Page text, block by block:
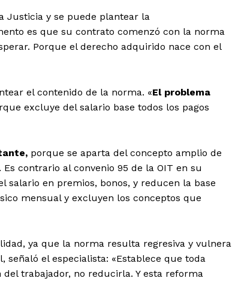
Justicia y se puede plantear la
es que su contrato comenzó con la norma
Porque el derecho adquirido nace con el
el contenido de la norma. «El problema
excluye del salario base todos los pagos
porque se aparta del concepto amplio de
contrario al convenio 95 de la OIT en su
en premios, bonos, y reducen la base
mensual y excluyen los conceptos que
ya que la norma resulta regresiva y vulnera
el especialista: «Establece que toda
trabajador, no reducirla. Y esta reforma